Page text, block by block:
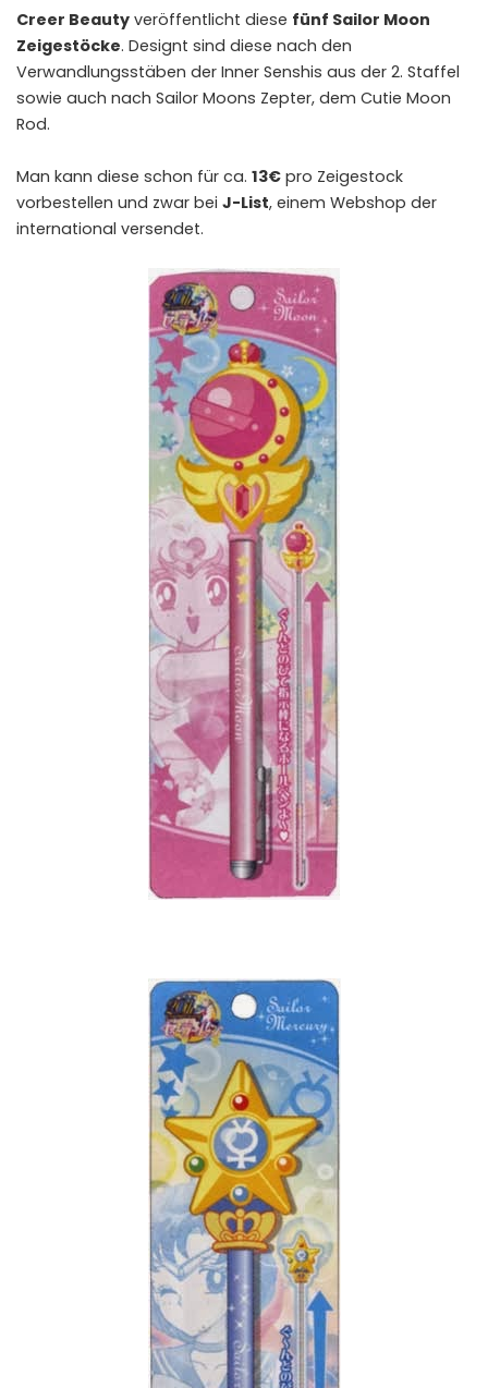
Creer Beauty veröffentlicht diese fünf Sailor Moon
Zeigestöcke. Designt sind diese nach den
Verwandlungsstäben der Inner Senshis aus der 2. Staffel
sowie auch nach Sailor Moons Zepter, dem Cutie Moon
Rod.
Man kann diese schon für ca. 13€ pro Zeigestock
vorbestellen und zwar bei J-List, einem Webshop der
international versendet.